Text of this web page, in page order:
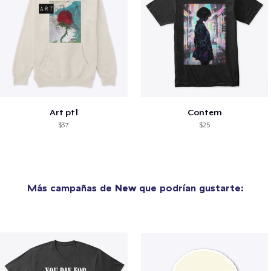
Art pt1
$37
Contem
$25
Más campañas de Newque podrían gustarte: